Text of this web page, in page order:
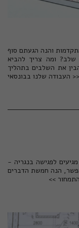
והנה הגעתם סוף
ומה צריך להביא
את השלבים בתהליך
העבודה שלנו בבונסאי >>
לפגישה בנגריה -
הנה חמשת הדברים
>>